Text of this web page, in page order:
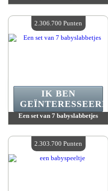
Beschikbare hoeveelheid :4
Een set van 7 babyslabbetjes
Beschikbare hoeveelheid :4
IK BEN
GEÏNTERESSEERD.
2.306.700 Punten
2.303.700 Punten